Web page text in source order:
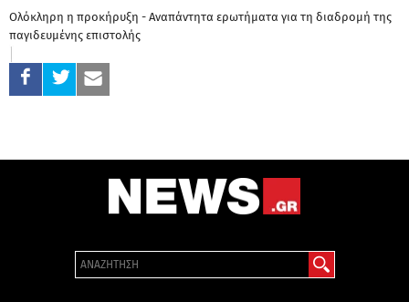
Ολόκληρη η προκήρυξη - Αναπάντητα ερωτήματα για τη διαδρομή της
παγιδευμένης επιστολής